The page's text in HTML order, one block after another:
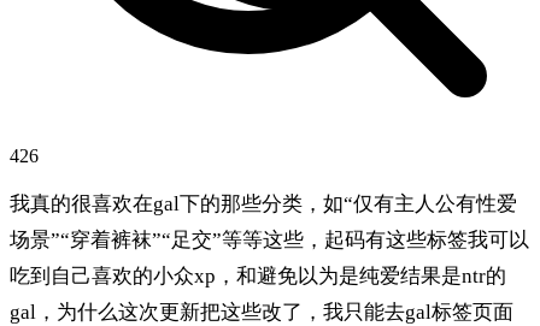
426
我真的很喜欢在gal下的那些分类，如“仅有主人公有性爱
场景”“穿着裤袜”“足交”等等这些，起码有这些标签我可以
吃到自己喜欢的小众xp，和避免以为是纯爱结果是ntr的
gal，为什么这次更新把这些改了，我只能去gal标签页面